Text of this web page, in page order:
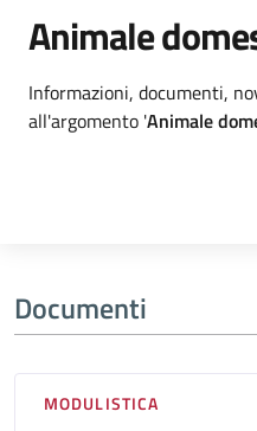
Animale
Dettagli
Informazioni, documenti,
all'argomento 'Animale
Documenti
MODULISTICA